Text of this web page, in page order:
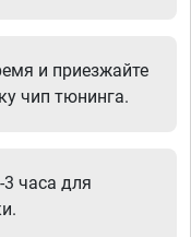
и приезжайте
чип тюнинга.
часа для